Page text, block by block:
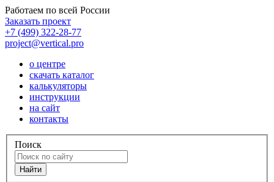
Работаем по всей России
Заказать проект
+7 (499) 322-28-77
project@vertical.pro
о центре
скачать каталог
калькуляторы
инструкции
на сайт
контакты
Поиск